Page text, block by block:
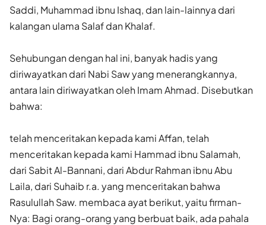
Saddi, Muhammad ibnu Ishaq, dan lain-lainnya dari
kalangan ulama Salaf dan Khalaf.
Sehubungan dengan hal ini, banyak hadis yang
diriwayatkan dari Nabi Saw yang menerangkannya,
antara lain diriwayatkan oleh Imam Ahmad. Disebutkan
bahwa:
telah menceritakan kepada kami Affan, telah
menceritakan kepada kami Hammad ibnu Salamah,
dari Sabit Al-Bannani, dari Abdur Rahman ibnu Abu
Laila, dari Suhaib r.a. yang menceritakan bahwa
Rasulullah Saw. membaca ayat berikut, yaitu firman-
Nya: Bagi orang-orang yang berbuat baik, ada pahala